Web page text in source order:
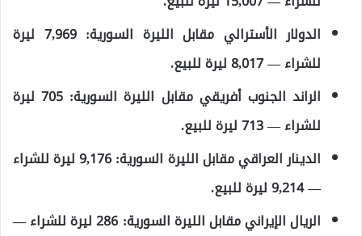
الدولار الأسترالي مقابل الليرة السورية: 7,969 ليرة
للشراء — 8,017 ليرة للبيع.
الراند الجنوب أفريقي مقابل الليرة السورية: 705 ليرة
للشراء — 713 ليرة للبيع.
الدينار العراقي مقابل الليرة السورية: 9,176 ليرة للشراء
— 9,214 ليرة للبيع.
الريال الإيراني مقابل الليرة السورية: 286 ليرة للشراء —